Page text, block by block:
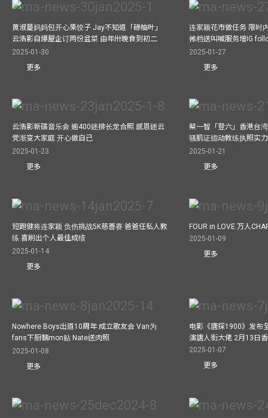
黄淑蔓妈妈包开心果饺子 Jay不知道「碌柚叶」
云浩影自爆屋企订两份盆菜 由年卅晚食到初二
2025-01-30
更多
连家颖花市做任务 限时
摊档送叫喊服务增IG
2025-01-27
更多
云浩影新碟音乐会 逾400迷排长龙合照 感恩迷云
党渐变大家庭 开心做自己
2025-01-23
更多
蔡一智「登六」香港台
骚肌证运动教练执照实
2025-01-21
更多
短跑健将连家颖 负伤挑战5K慈善赛 爸爸任私人教
练 喜刷出个人最佳成绩
2025-01-14
更多
FOUR in LOVE 万人
2025-01-09
更多
Nowhere Boys出道10周年 成立歌友会 Van为
fans下厨黐mon贴 Nate送肉照
2025-01-08
更多
电影《唐探1900》发布
演唐人街大佬 2月13日
2025-01-07
更多